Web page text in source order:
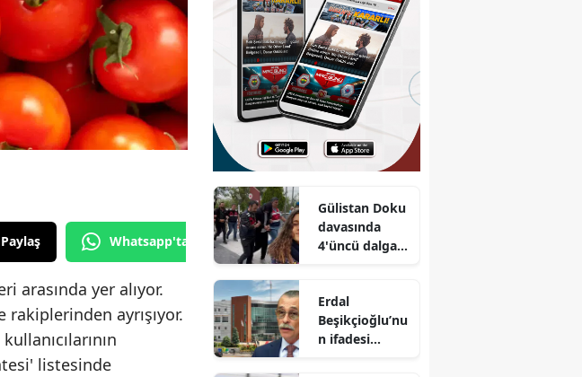
Whatsapp'tan Gönder
arasında yer alıyor.
ayrışıyor.
listesinde
Gülistan Doku
davasında
4'üncü dalga
Erdal
Beşikçioğlu’nu
n ifadesi